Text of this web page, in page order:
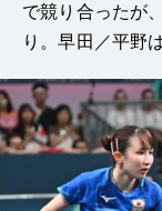
で競り合ったが
り。早田／平野